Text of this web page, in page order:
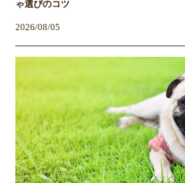
ゃ選びのコツ
2026/08/05